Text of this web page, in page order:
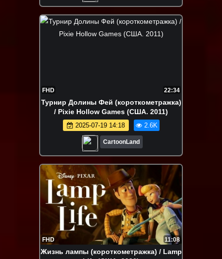
FHD 22:34
Турнир Долины Фей (короткометражка)
/ Pixie Hollow Games (США. 2011)
2025-07-19 14:18 2.6K
CartoonLand
FHD 11:08
Жизнь лампы (короткометражка) / Lamp